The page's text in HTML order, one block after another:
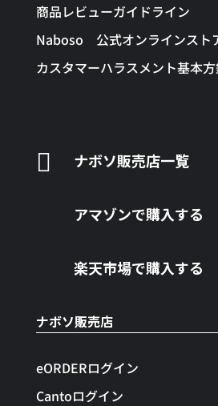
商品レビューガイドライン
Naboso 公式オンラインス
カスタマーハラスメント基本
 ナボソ販売店一覧
アマゾンで購入する
楽天市場で購入する
ナボソ販売店
eORDERログイン
Cantoログイン